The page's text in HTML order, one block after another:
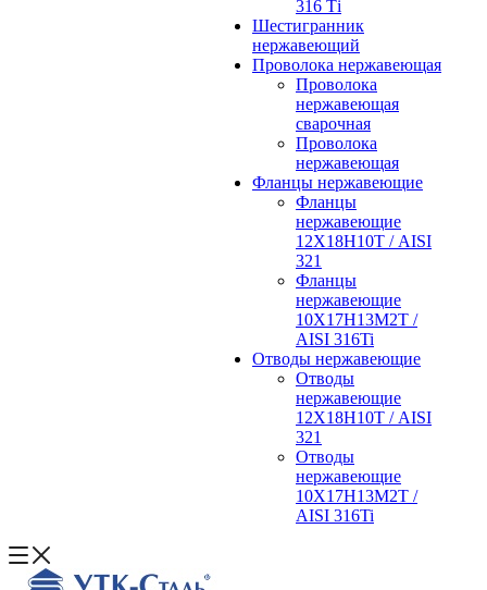
316 Тi
Шестигранник
нержавеющий
Проволока нержавеющая
Проволока
нержавеющая
сварочная
Проволока
нержавеющая
Фланцы нержавеющие
Фланцы
нержавеющие
12Х18Н10Т / AISI
321
Фланцы
нержавеющие
10Х17Н13М2Т /
AISI 316Ti
Отводы нержавеющие
Отводы
нержавеющие
12Х18Н10Т / AISI
321
Отводы
нержавеющие
10Х17Н13М2Т /
AISI 316Ti